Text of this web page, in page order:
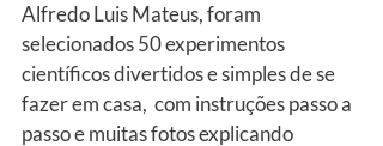
Alfredo Luis Mateus, foram
selecionados 50 experimentos
científicos divertidos e simples de se
fazer em casa,  com instruções passo a
passo e muitas fotos explicando